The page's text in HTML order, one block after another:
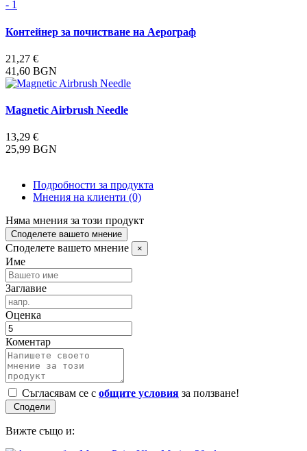
Контейнер за почистване на Аерограф
21,27 €
41,60 BGN
Magnetic Airbrush Needle
13,29 €
25,99 BGN
Подробности за продукта
Мнения на клиенти (0)
Няма мнения за този продукт
Споделете вашето мнение
Споделете вашето мнение ×
Име
Заглавие
Оценка
Коментар
Съгласявам се с общите условия за ползване!
Вижте също и: